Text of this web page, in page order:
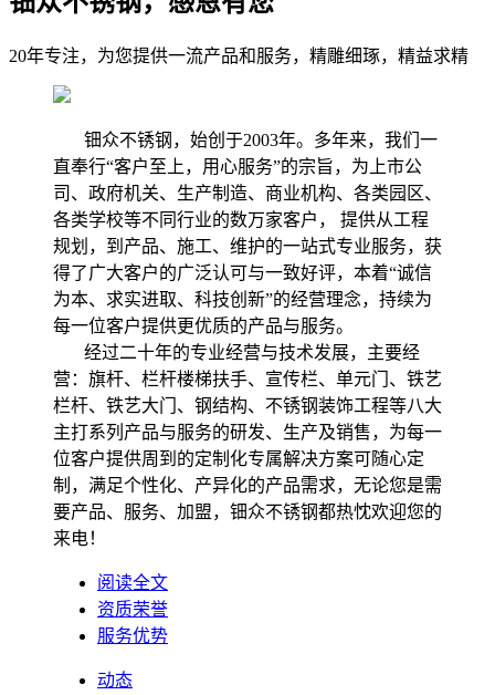
20年专注，为您提供一流产品和服务，精雕细琢，精益求精
钿众不锈钢，始创于2003年。多年来，我们一
直奉行“客户至上，用心服务”的宗旨，为上市公
司、政府机关、生产制造、商业机构、各类园区、
各类学校等不同行业的数万家客户， 提供从工程
规划，到产品、施工、维护的一站式专业服务，获
得了广大客户的广泛认可与一致好评，本着“诚信
为本、求实进取、科技创新”的经营理念，持续为
每一位客户提供更优质的产品与服务。
经过二十年的专业经营与技术发展，主要经
营：旗杆、栏杆楼梯扶手、宣传栏、单元门、铁艺
栏杆、铁艺大门、钢结构、不锈钢装饰工程等八大
主打系列产品与服务的研发、生产及销售，为每一
位客户提供周到的定制化专属解决方案可随心定
制，满足个性化、产异化的产品需求，无论您是需
要产品、服务、加盟，钿众不锈钢都热忱欢迎您的
来电！
阅读全文
资质荣誉
服务优势
动态